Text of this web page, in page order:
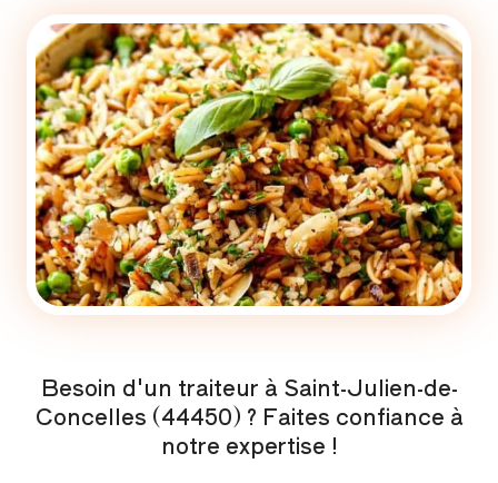
Besoin d'un traiteur à Saint-Julien-de-
Concelles (44450) ? Faites confiance à
notre expertise !